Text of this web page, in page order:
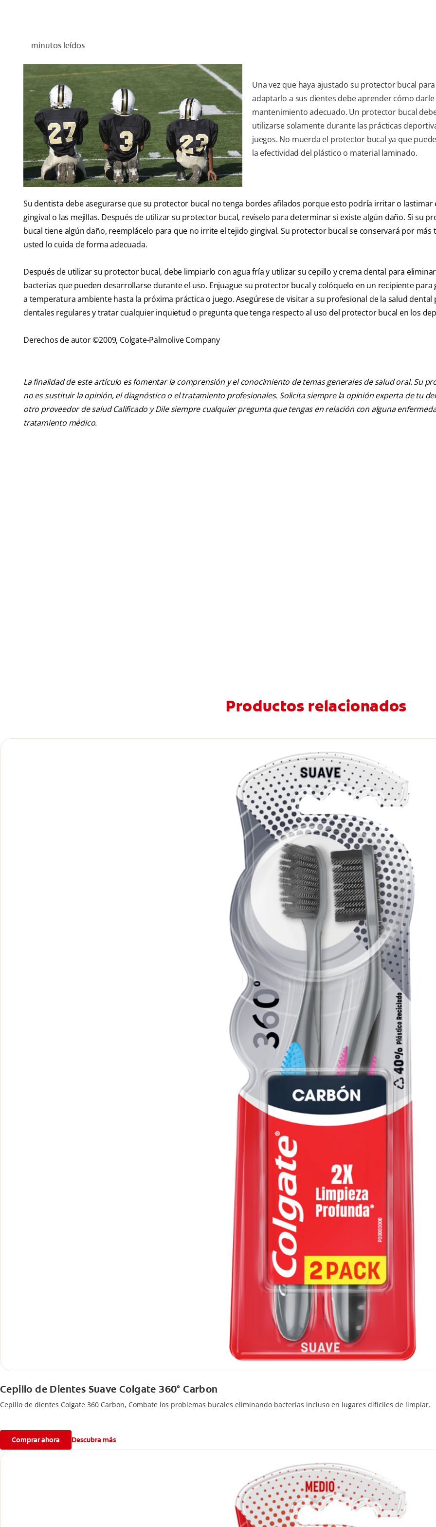
minutos leídos
Una vez que haya ajustado su protector bucal para
adaptarlo a sus dientes debe aprender cómo darle
mantenimiento adecuado. Un protector bucal
utilizarse solamente durante las prácticas
juegos. No muerda el protector bucal ya que
la efectividad del plástico o material laminado.
Su dentista debe asegurarse que su protector bucal no tenga bordes afilados porque esto podría irritar o lastimar
gingival o las mejillas. Después de utilizar su protector bucal, revíselo para determinar si existe algún daño. Si su
bucal tiene algún daño, reemplácelo para que no irrite el tejido gingival. Su protector bucal se conservará por más
usted lo cuida de forma adecuada.
Después de utilizar su protector bucal, debe limpiarlo con agua fría y utilizar su cepillo y crema dental para eliminar
bacterias que pueden desarrollarse durante el uso. Enjuague su protector bucal y colóquelo en un recipiente para
a temperatura ambiente hasta la próxima práctica o juego. Asegúrese de visitar a su profesional de la salud dental
dentales regulares y tratar cualquier inquietud o pregunta que tenga respecto al uso del protector bucal en los
Derechos de autor ©2009, Colgate-Palmolive Company
La finalidad de este artículo es fomentar la comprensión y el conocimiento de temas generales de salud oral. Su
no es sustituir la opinión, el diagnóstico o el tratamiento profesionales. Solicita siempre la opinión experta de tu
otro proveedor de salud Calificado y Dile siempre cualquier pregunta que tengas en relación con alguna
tratamiento médico.
Productos relacionados
Cepillo de Dientes Suave Colgate 360° Carbon
Cepillo de dientes Colgate 360 ​​Carbon, Combate los problemas bucales eliminando bacterias incluso en lugares difíciles de limpiar.
Comprar ahora Descubra más